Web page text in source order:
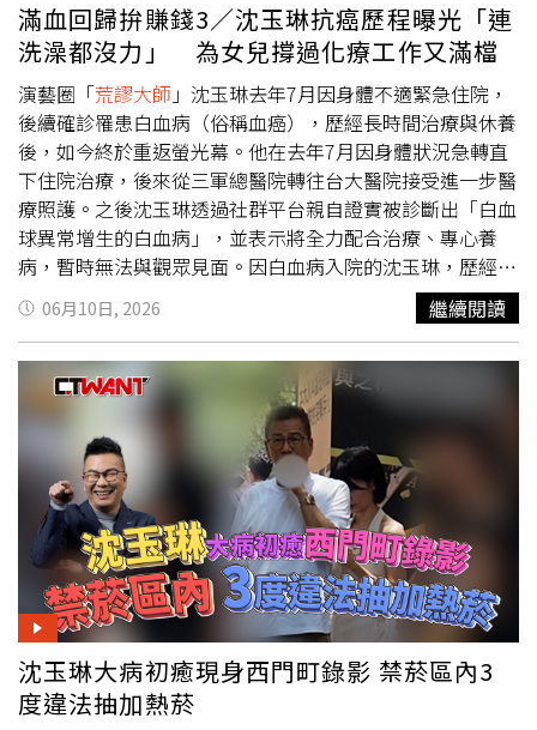
來！」沈玉琳幽默回應：「對啊，我另外一個節目都被海產
取代了。」一句神回覆，再度讓全場笑聲不斷。潘若迪(右
前一)帶大家跳「椅子舞」 。（圖／TVBS提供）
滿血回歸拚賺錢3／沈玉琳抗癌歷程曝光「連
洗澡都沒力」 為女兒撐過化療工作又滿檔
演藝圈「荒謬大師 」沈玉琳去年7月因身體不適緊急住院，
後續確診罹患白血病（俗稱血癌），歷經長時間治療與休養
後，如今終於重返螢光幕。他在去年7月因身體狀況急轉直
下住院治療，後來從三軍總醫院轉往台大醫院接受進一步醫
療照護。之後沈玉琳透過社群平台親自證實被診斷出「白血
球異常增生的白血病」，並表示將全力配合治療、專心養
病，暫時無法與觀眾見面。因白血病入院的沈玉琳，歷經長
時間治療與休養後，近期終於重返螢光幕。（圖／翻攝自沈
玉琳FB）沈玉琳透露發病初期身體其實早已發出警訊。他
表示當時感受到前所未有的極度疲倦，甚至連從客廳走到浴
室打開蓮蓬頭的力氣都沒有，原本誤以為只是慢性疲勞或自
律神經失調。所幸妻子芽芽堅持帶他到醫院掛急診，抽血檢
查後才發現情況危急，不僅白血球數值飆升至22萬，血色素
更僅剩2.6，幾乎失去正常運送氧氣的能力。談到這段與病
魔搏鬥的日子，沈玉琳坦言至今仍心有餘悸，自嘲若當時再
拖上一星期，「是不是就通往極樂世界了」。他也分享住院
期間的心境轉折，笑說從洗澡到生活起居都需要護理人員協
助，起初感到十分不習慣，後來索性調整心態，把自己當成
被照顧的「皇帝」，以樂觀態度面對治療。向來以疼愛妻女
聞名的沈玉琳，多年來努力打拚演藝事業，扛起家中經濟重
擔。（圖／報系資料照）沈玉琳2010年與小17歲的妻子芽
芽結婚，婚後育有一女，向來以疼愛妻女聞名的他，多年來
06月10日, 2026 繼續閱讀
沈玉琳大病初癒現身西門町錄影 禁菸區內3
度違法抽加熱菸